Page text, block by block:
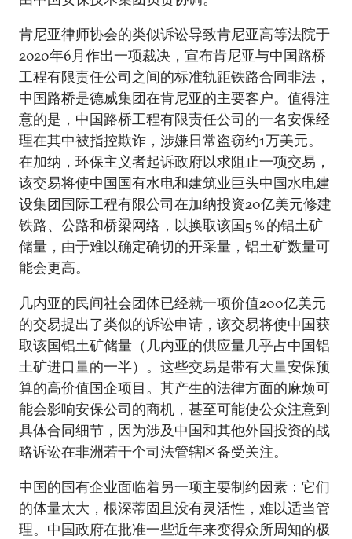
肯尼亚律师协会的类似诉讼导致肯尼亚高等法院于
2020年6月作出一项裁决，宣布肯尼亚与中国路桥
工程有限责任公司之间的标准轨距铁路合同非法，
中国路桥是德威集团在肯尼亚的主要客户。值得注
意的是，中国路桥工程有限责任公司的一名安保经
理在其中被指控欺诈，涉嫌日常盗窃约1万美元。
在加纳，环保主义者起诉政府以求阻止一项交易，
该交易将使中国国有水电和建筑业巨头中国水电建
设集团国际工程有限公司在加纳投资20亿美元修建
铁路、公路和桥梁网络，以换取该国5％的铝土矿
储量，由于难以确定确切的开采量，铝土矿数量可
能会更高。
几内亚的民间社会团体已经就一项价值200亿美元
的交易提出了类似的诉讼申请，该交易将使中国获
取该国铝土矿储量（几内亚的供应量几乎占中国铝
土矿进口量的一半）。这些交易是带有大量安保预
算的高价值国企项目。其产生的法律方面的麻烦可
能会影响安保公司的商机，甚至可能使公众注意到
具体合同细节，因为涉及中国和其他外国投资的战
略诉讼在非洲若干个司法管辖区备受关注。
中国的国有企业面临着另一项主要制约因素：它们
的体量太大，根深蒂固且没有灵活性，难以适当管
理。中国政府在批准一些近年来变得众所周知的极